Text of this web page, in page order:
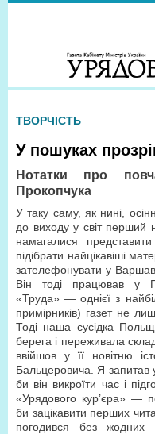
ТВОРЧІСТЬ
У пошуках
Нотатки про
Прокопчука
У таку саму, як нині,
до виходу у світ перший
намагалися
підібрати найцікавіші
зателефонувати у
Він тоді працював у
«Труда» — однієї з
примірників) газет не
Тоді наша сусідка
берега і переживала
ввійшов у її новітню
Бальцеровича. Я запитав
би він викроїти час і
«Урядового кур’єра» —
би зацікавити перших
погодився без жодних